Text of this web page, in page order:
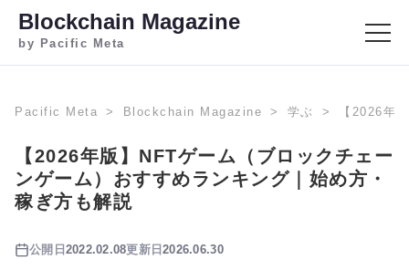
Blockchain Magazine
by Pacific Meta
Pacific Meta Blockchain Magazine 学ぶ 【2026年
【2026年版】NFTゲーム（ブロックチェー
ンゲーム）おすすめランキング｜始め方・
稼ぎ方も解説
公開日 2022.02.08更新日2026.06.30